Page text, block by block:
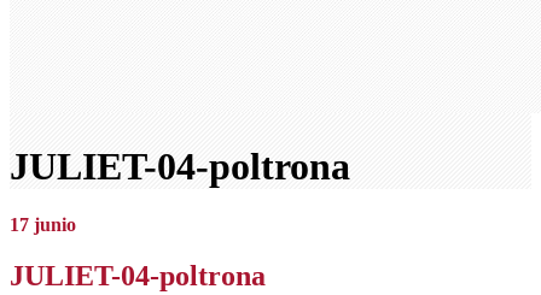
JULIET-04-poltrona
17 junio
JULIET-04-poltrona